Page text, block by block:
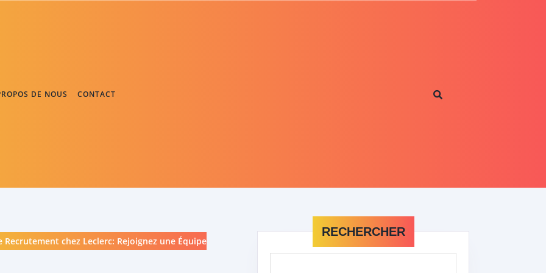
DE NOUS CONTACT
chez Leclerc: Rejoignez une Équipe
RECHERCHER